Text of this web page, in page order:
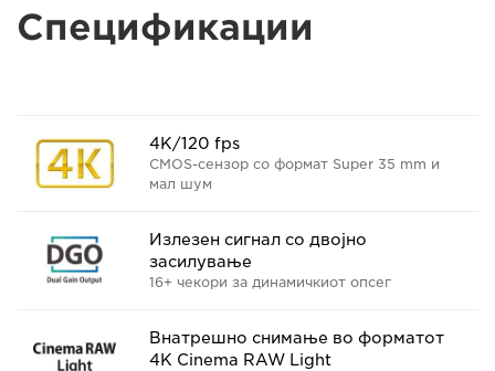
Спецификации
4K/120 fps
CMOS-сензор со формат Super 35 mm и
мал шум
Излезен сигнал со двојно
засилување
16+ чекори за динамичкиот опсег
Внатрешно снимање во форматот
4K Cinema RAW Light